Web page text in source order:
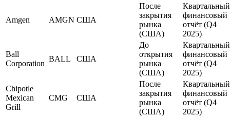
Amgen AMGN США
После
закрытия
рынка
(США)
Квартальный
финансовый
отчёт (Q4
2025)
Ball
Corporation
BALL США
До
открытия
рынка
(США)
Квартальный
финансовый
отчёт (Q4
2025)
Chipotle
Mexican
Grill
CMG США
После
закрытия
рынка
(США)
Квартальный
финансовый
отчёт (Q4
2025)